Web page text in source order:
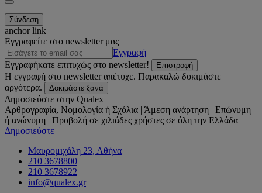
anchor link
Εγγραφείτε στο newsletter μας
Εγγραφή
Εγγραφήκατε επιτυχώς στο newsletter!
Επιστροφή
Η εγγραφή στο newsletter απέτυχε. Παρακαλώ δοκιμάστε
αργότερα.
Δοκιμάστε ξανά
Δημοσιεύστε στην Qualex
Αρθρογραφία, Νομολογία ή Σχόλια | Άμεση ανάρτηση | Επώνυμη
ή ανώνυμη | Προβολή σε χιλιάδες χρήστες σε όλη την Ελλάδα
Δημοσιεύστε
Μαυρομιχάλη 23, Αθήνα
210 3678800
210 3678922
info@qualex.gr